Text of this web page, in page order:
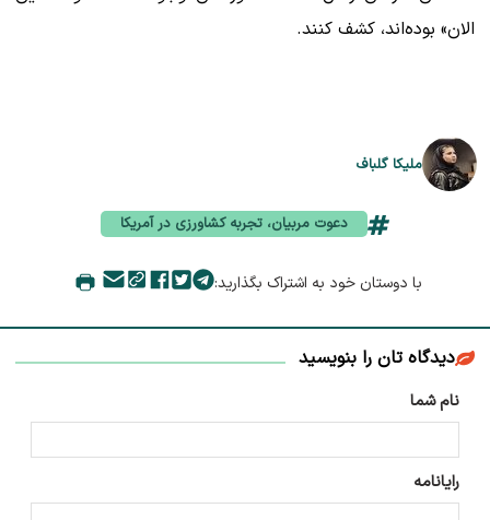
الان» بوده‌اند، کشف کنند.
ملیکا گلباف
دعوت مربیان، تجربه کشاورزی در آمریکا
با دوستان خود به اشتراک بگذارید:
دیدگاه تان را بنویسید
نام شما
رایانامه